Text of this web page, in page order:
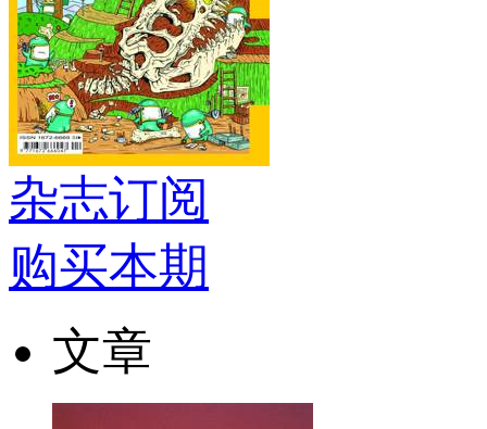
杂志订阅
购买本期
文章